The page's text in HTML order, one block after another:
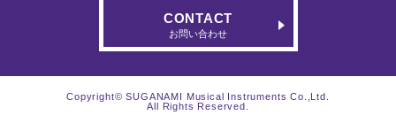
CONTACT
お問い合わせ
Copyright© SUGANAMI Musical Instruments Co.,Ltd.
All Rights Reserved.